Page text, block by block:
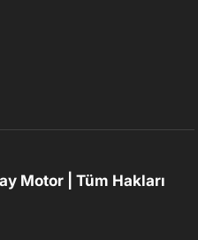
Motor | Tüm Hakları